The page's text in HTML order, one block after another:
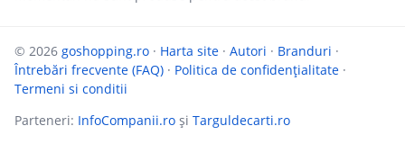
© 2026 goshopping.ro · Harta site · Autori · Branduri ·
Întrebări frecvente (FAQ) · Politica de confidențialitate ·
Termeni si conditii
Parteneri: InfoCompanii.ro și Targuldecarti.ro